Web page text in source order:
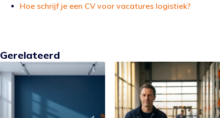
Hoe schrijf je een CV voor vacatures logistiek?
Gerelateerd